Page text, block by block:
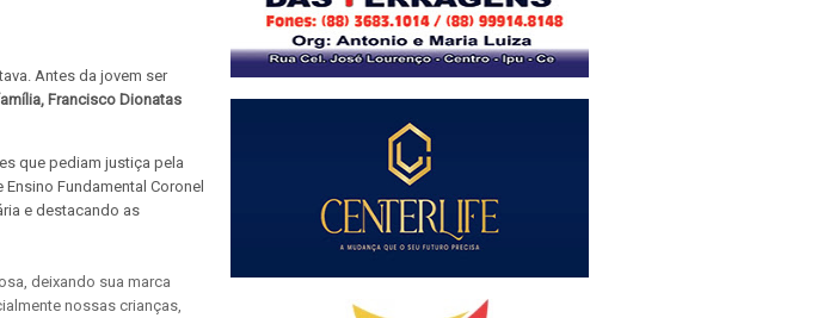
Antes da jovem ser
Francisco Dionatas
que pediam justiça pela
Fundamental Coronel
e destacando as
deixando sua marca
nossas crianças,